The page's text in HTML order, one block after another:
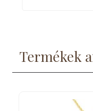
Termékek